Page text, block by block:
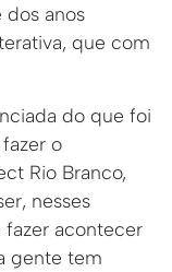
dos anos
que com
do que foi
o
Rio Branco,
nesses
fazer acontecer
gente tem